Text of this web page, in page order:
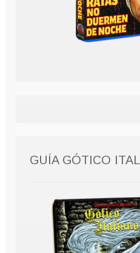
GUÍA GÓTICO